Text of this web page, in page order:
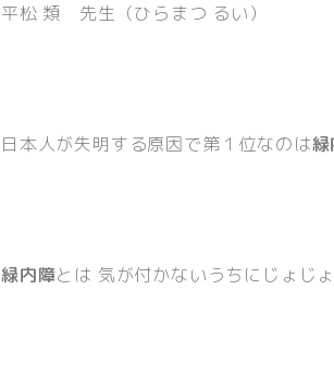
平松 類 先生（ひらまつ るい）
日本人が失明する原因で第１位なのは
緑内障とは 気が付かないうちにじょじ